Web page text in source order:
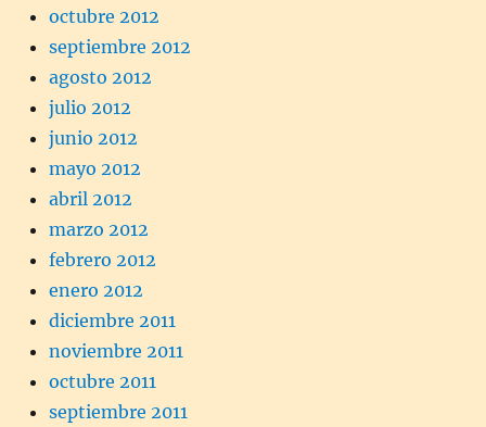
octubre 2012
septiembre 2012
agosto 2012
julio 2012
junio 2012
mayo 2012
abril 2012
marzo 2012
febrero 2012
enero 2012
diciembre 2011
noviembre 2011
octubre 2011
septiembre 2011